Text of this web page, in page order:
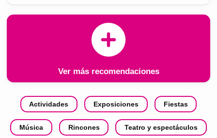
Ver más recomendaciones
Actividades Exposiciones Fiestas
Música Rincones Teatro y espectáculos